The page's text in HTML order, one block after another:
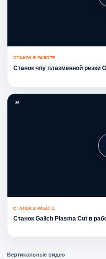
СТАНОК В РАБОТЕ
Станок чпу плазменной резки
36
СТАНОК В РАБОТЕ
Станок Galich Plasma Cut в
Вертикальные видео